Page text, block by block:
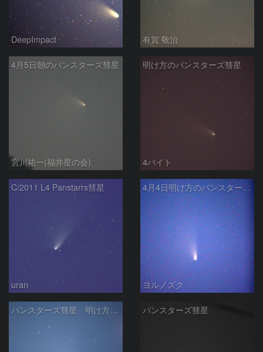
DeepImpact 有賀 敬治
4月5日朝のパンスターズ彗星
宮川祐一(福井星の会)
明け方のパンスターズ彗星
4バイト
C/2011 L4 Panstarrs彗星
uran
4月4日明け方のパンスターズ彗星
ヨルノズク
パンスターズ彗星 明け方の再会 パンスターズ彗星